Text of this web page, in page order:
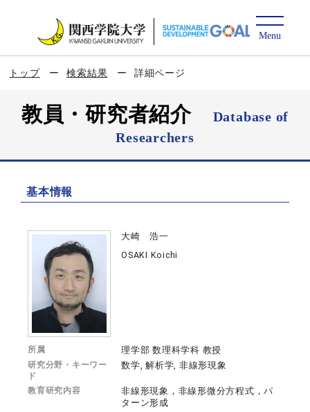
トップ 検索結果 詳細ページ
教員・研究者紹介
Database of
Researchers
基本情報
大崎 浩一
OSAKI Koichi
所属 理学部 数理科学科 教授
研究分野・キーワー
ド
数学, 解析学, 非線形現象
教育研究内容
非線形現象，非線形微分方程式，パ
ターン形成